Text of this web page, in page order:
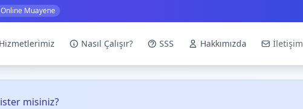
Muayene
Hizmetlerimiz Nasıl Çalışır? SSS Hakkımızda İletişim
misiniz?